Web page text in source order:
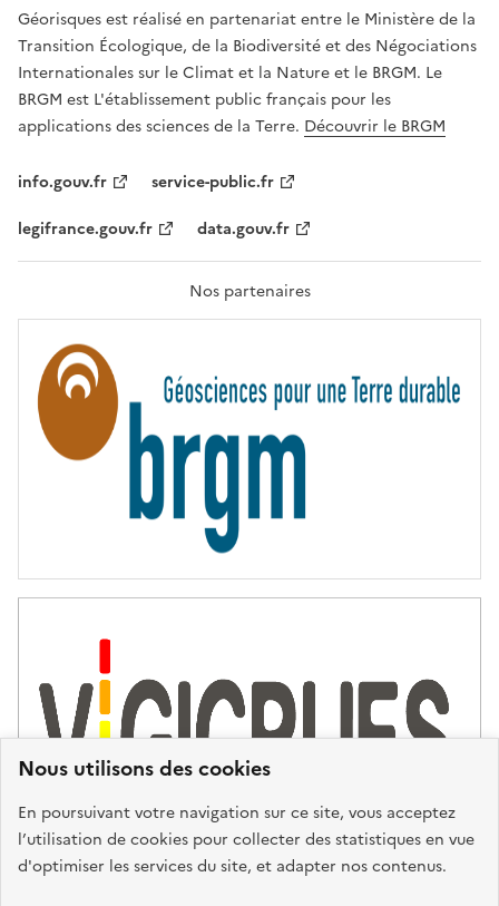
Nous utilisons des cookies
En poursuivant votre navigation sur ce site, vous acceptez
l’utilisation de cookies pour collecter des statistiques en vue
d'optimiser les services du site, et adapter nos contenus.
T
É
,
É
G
A
L
F
A
T
R
T
É
Géorisques est réalisé en partenariat entre le Ministère de la
Transition Écologique, de la Biodiversité et des Négociations
Internationales sur le Climat et la Nature et le BRGM. Le
BRGM est L'établissement public français pour les
applications des sciences de la Terre. Découvrir le BRGM
info.gouv.fr
service-public.fr
legifrance.gouv.fr
data.gouv.fr
Nos partenaires